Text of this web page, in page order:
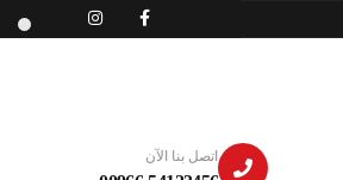
اتصل بنا الآن